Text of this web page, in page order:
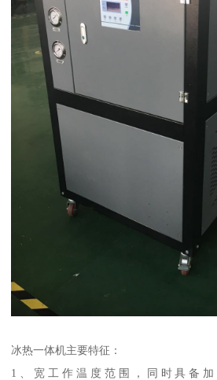
冰热一体机主要特征：
1、宽工作温度范围，同时具备